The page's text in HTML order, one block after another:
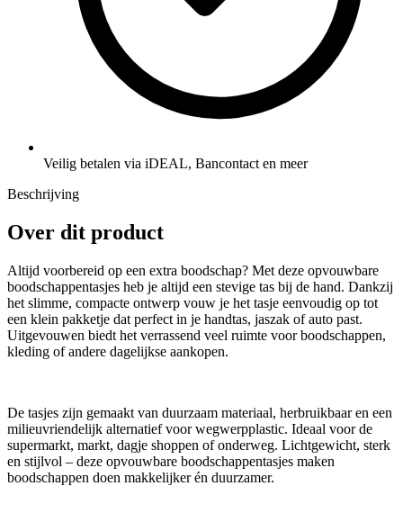
Veilig betalen via iDEAL, Bancontact en meer
Beschrijving
Over dit product
Altijd voorbereid op een extra boodschap? Met deze opvouwbare
boodschappentasjes heb je altijd een stevige tas bij de hand. Dankzij
het slimme, compacte ontwerp vouw je het tasje eenvoudig op tot
een klein pakketje dat perfect in je handtas, jaszak of auto past.
Uitgevouwen biedt het verrassend veel ruimte voor boodschappen,
kleding of andere dagelijkse aankopen.
De tasjes zijn gemaakt van duurzaam materiaal, herbruikbaar en een
milieuvriendelijk alternatief voor wegwerpplastic. Ideaal voor de
supermarkt, markt, dagje shoppen of onderweg. Lichtgewicht, sterk
en stijlvol – deze opvouwbare boodschappentasjes maken
boodschappen doen makkelijker én duurzamer.